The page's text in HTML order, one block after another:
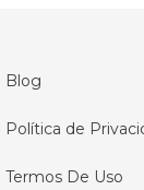
Blog
Política de
Termos De Uso